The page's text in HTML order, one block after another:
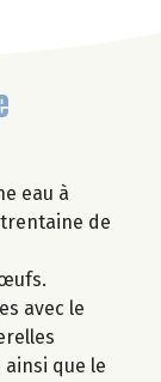
eau à
de
avec le
que le